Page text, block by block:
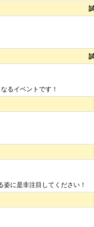
るイベントです！
に是非注目してください！